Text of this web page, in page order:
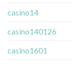
casino14
casino140126
casino1601